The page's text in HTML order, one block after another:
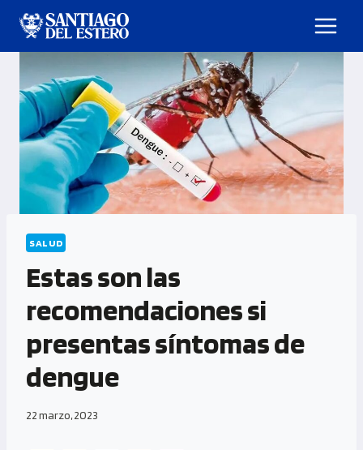
SALUD
Estas son las
recomendaciones si
presentas síntomas de
dengue
22 marzo, 2023